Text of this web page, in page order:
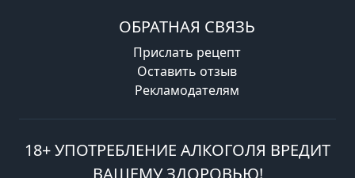
ОБРАТНАЯ СВЯЗЬ
Прислать рецепт
Оставить отзыв
Рекламодателям
18+ УПОТРЕБЛЕНИЕ АЛКОГОЛЯ ВРЕДИТ
ВАШЕМУ ЗДОРОВЬЮ!